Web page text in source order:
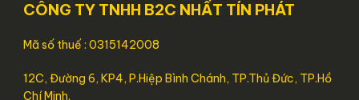
CÔNG TY TNHH B2C NHẤT TÍN PHÁT
Mã số thuế : 0315142008
12C, Đường 6, KP4, P.Hiệp Bình Chánh, TP.Thủ Đức, TP.Hồ
Chí Minh.